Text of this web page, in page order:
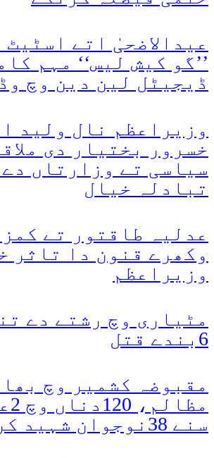
عیدالاضحیٰ اتے
’’گو کیش لیس‘‘ مہم
ڈیجیٹل لین دین وچ
وزیراعظم نال ولید
خسرور بختیار دی
سیاسی تے وزارتاں
تبادلہ خیال
عدلیہ طاقتور تے
وکھرے قنون دا تاثر
وزیراعظم
مٹیاری وچ رشتے دے
6بندے قتل
مقبوضہ کشمیر وچ
سنے 38نوجوان شہید کر دتے